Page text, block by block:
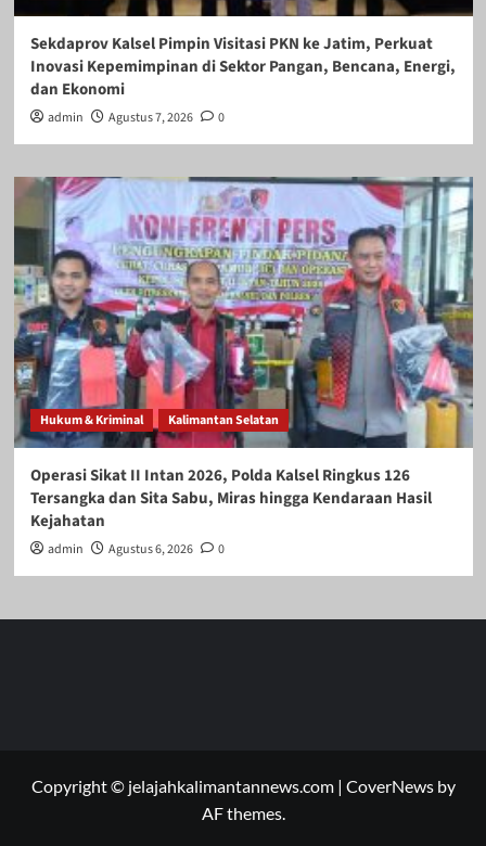
Sekdaprov Kalsel Pimpin Visitasi PKN ke Jatim, Perkuat
Inovasi Kepemimpinan di Sektor Pangan, Bencana, Energi,
dan Ekonomi
admin Agustus 7, 2026 0
Hukum & Kriminal Kalimantan Selatan
Operasi Sikat II Intan 2026, Polda Kalsel Ringkus 126
Tersangka dan Sita Sabu, Miras hingga Kendaraan Hasil
Kejahatan
admin Agustus 6, 2026 0
Copyright © jelajahkalimantannews.com | CoverNewsby
AF themes.